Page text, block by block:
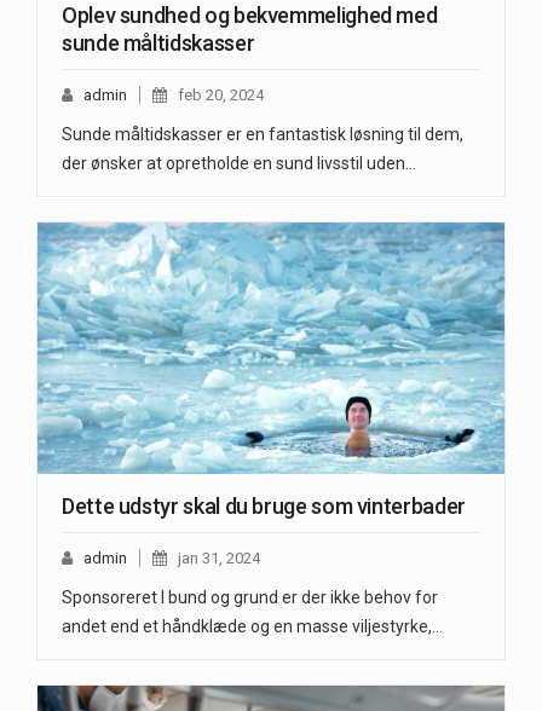
Oplev sundhed og bekvemmelighed med
sunde måltidskasser
admin feb 20, 2024
Sunde måltidskasser er en fantastisk løsning til dem,
der ønsker at opretholde en sund livsstil uden…
Dette udstyr skal du bruge som vinterbader
admin jan 31, 2024
Sponsoreret I bund og grund er der ikke behov for
andet end et håndklæde og en masse viljestyrke,…